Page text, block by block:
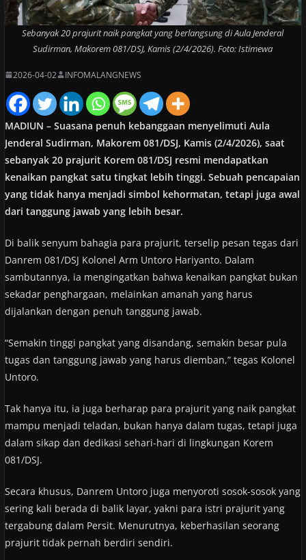
Sebanyak 20 prajurit naik pangkat yang berlangsung di Aula Jenderal
Sudirman, Makorem 081/DSJ, Kamis (2/4/2026). Foto: Istimewa
2026-04-02 INFOMALANGNEWS
MADIUN – Suasana penuh kebanggaan menyelimuti Aula
Jenderal Sudirman, Makorem 081/DSJ, Kamis (2/4/2026), saat
sebanyak 20 prajurit Korem 081/DSJ resmi mendapatkan
kenaikan pangkat satu tingkat lebih tinggi. Sebuah pencapaian
yang tidak hanya menjadi simbol kehormatan, tetapi juga awal
dari tanggung jawab yang lebih besar.
Di balik senyum bahagia para prajurit, terselip pesan tegas dari
Danrem 081/DSJ Kolonel Arm Untoro Hariyanto. Dalam
sambutannya, ia mengingatkan bahwa kenaikan pangkat bukan
sekadar penghargaan, melainkan amanah yang harus
dijalankan dengan penuh tanggung jawab.
“Semakin tinggi pangkat yang disandang, semakin besar pula
tugas dan tanggung jawab yang harus diemban,” tegas Kolonel
Untoro.
Tak hanya itu, ia juga berharap para prajurit yang naik pangkat
mampu menjadi teladan, bukan hanya dalam tugas, tetapi juga
dalam sikap dan dedikasi sehari-hari di lingkungan Korem
081/DSJ.
Secara khusus, Danrem Untoro juga menyoroti sosok-sosok yang
sering kali berada di balik layar, yakni para istri prajurit yang
tergabung dalam Persit. Menurutnya, keberhasilan seorang
prajurit tidak pernah berdiri sendiri.